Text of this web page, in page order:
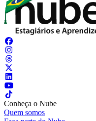
Conheça o Nube
Quem somos